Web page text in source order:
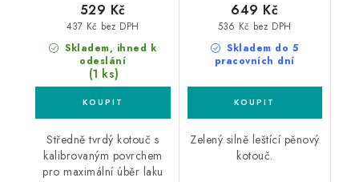
Skladem, ihned k
odeslání
(1 ks)
437 Kč bez DPH
529 Kč
Středně tvrdý kotouč s
kalibrovaným povrchem
pro maximální úběr laku
Skladem do 5
pracovních dní
536 Kč bez DPH
649 Kč
Zelený silně leštící pěnový
kotouč.